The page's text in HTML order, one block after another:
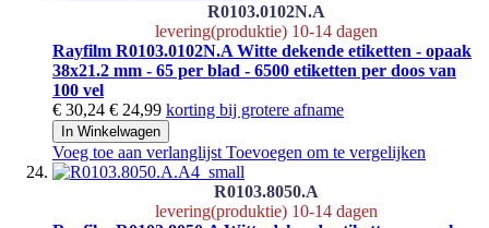
R0103.0102N.A
levering(produktie) 10-14 dagen
Rayfilm R0103.0102N.A Witte dekende etiketten - opaak
38x21.2 mm - 65 per blad - 6500 etiketten per doos van
100 vel
€ 30,24 € 24,99 korting bij grotere afname
In Winkelwagen
Voeg toe aan verlanglijst Toevoegen om te vergelijken
R0103.8050.A
levering(produktie) 10-14 dagen